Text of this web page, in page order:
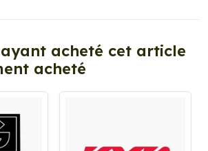
acheté cet article
acheté